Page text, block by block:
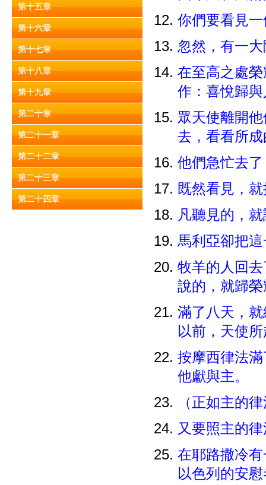
第十五章
第十六章
第十七章
第十八章
第十九章
第二十章
第二十一章
第二十二章
第二十三章
第二十四章
你們要看見
忽然，有一
在至高之處
作：喜悅歸
眾天使離開
去，看看所
他們急忙去
既然看見，
凡聽見的，
馬利亞卻把
牧羊的人回
說的，就歸
滿了八天，
以前，天使
按摩西律法
他獻與主。
（正如主的
又要照主的
在耶路撒冷
以色列的安